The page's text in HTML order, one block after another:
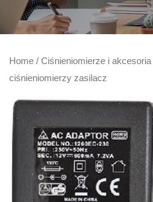
Home / Ciśnieniomierze i akcesoria
ciśnieniomierzy zasilacz